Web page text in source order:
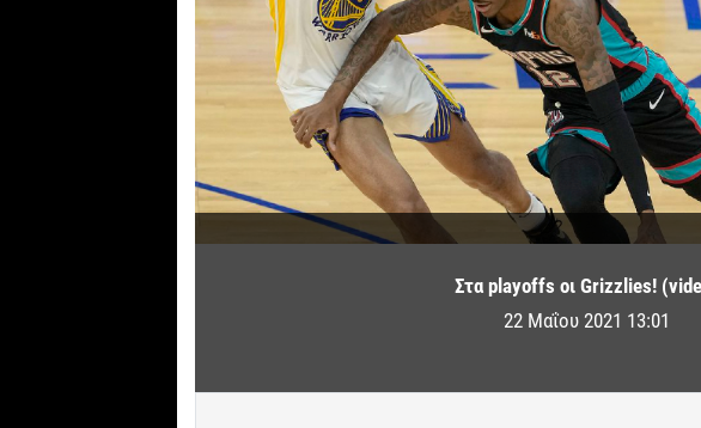
Στα playoffs οι Grizzlies!
22 Μαΐου 2021 13:01